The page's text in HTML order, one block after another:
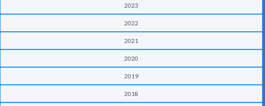
2023
2022
2021
2020
2019
2018